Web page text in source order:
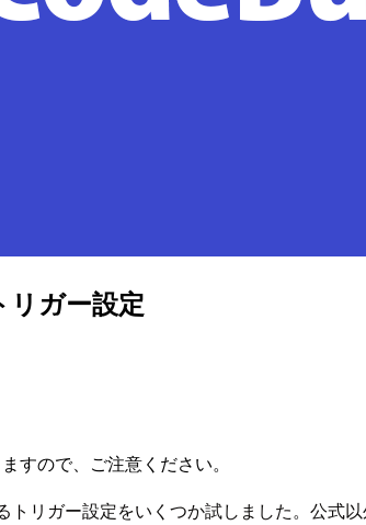
ガー設定
すので、ご注意ください。
リガー設定をいくつか試しました。公式